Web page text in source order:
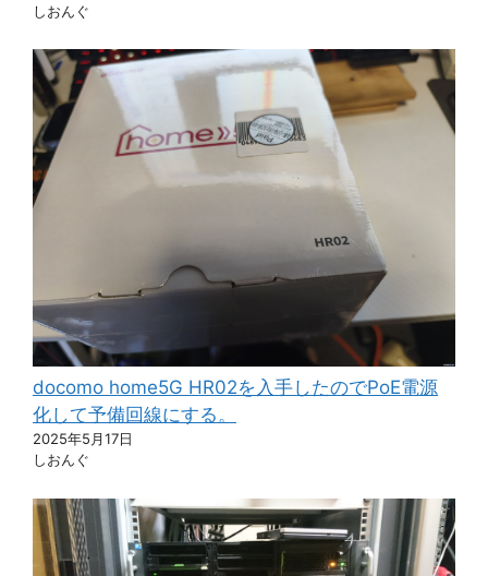
しおんぐ
docomo home5G HR02を入手したのでPoE電源
化して予備回線にする。
2025年5月17日
しおんぐ